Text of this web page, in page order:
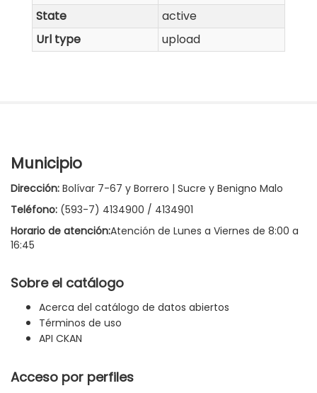
State
active
Url type
upload
Municipio
Dirección: Bolívar 7-67 y Borrero | Sucre y Benigno Malo
Teléfono: (593-7) 4134900 / 4134901
Horario de atención:Atención de Lunes a Viernes de 8:00 a
16:45
Sobre el catálogo
Acerca del catálogo de datos abiertos
Términos de uso
API CKAN
Acceso por perfiles